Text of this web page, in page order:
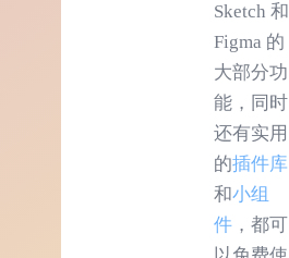
Sketch 和
Figma 的
大部分功
能，同时
还有实用
的插件库
和小组
件 ，都可